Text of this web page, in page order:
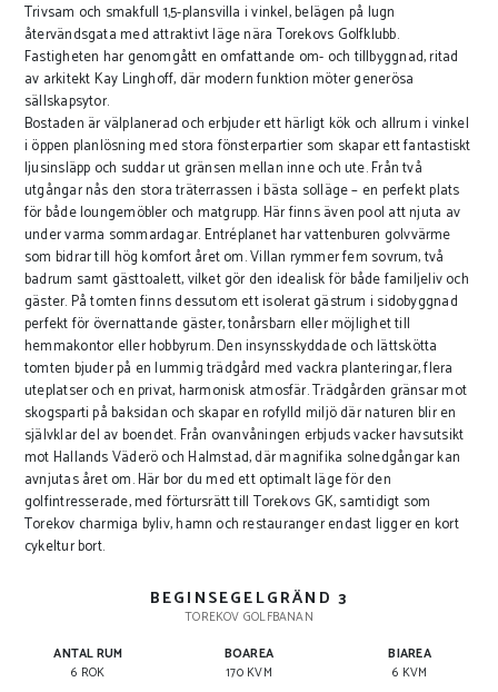
Trivsam och smakfull 1,5-plansvilla i vinkel, belägen på lugn
återvändsgata med attraktivt läge nära Torekovs Golfklubb.
Fastigheten har genomgått en omfattande om- och tillbyggnad, ritad
av arkitekt Kay Linghoff, där modern funktion möter generösa
sällskapsytor.
Bostaden är välplanerad och erbjuder ett härligt kök och allrum i vinkel
i öppen planlösning med stora fönsterpartier som skapar ett fantastiskt
ljusinsläpp och suddar ut gränsen mellan inne och ute. Från två
utgångar nås den stora träterrassen i bästa solläge – en perfekt plats
för både loungemöbler och matgrupp. Här finns även pool att njuta av
under varma sommardagar. Entréplanet har vattenburen golvvärme
som bidrar till hög komfort året om. Villan rymmer fem sovrum, två
badrum samt gästtoalett, vilket gör den idealisk för både familjeliv och
gäster. På tomten finns dessutom ett isolerat gästrum i sidobyggnad
perfekt för övernattande gäster, tonårsbarn eller möjlighet till
hemmakontor eller hobbyrum. Den insynsskyddade och lättskötta
tomten bjuder på en lummig trädgård med vackra planteringar, flera
uteplatser och en privat, harmonisk atmosfär. Trädgården gränsar mot
skogsparti på baksidan och skapar en rofylld miljö där naturen blir en
självklar del av boendet. Från ovanvåningen erbjuds vacker havsutsikt
mot Hallands Väderö och Halmstad, där magnifika solnedgångar kan
avnjutas året om. Här bor du med ett optimalt läge för den
golfintresserade, med förtursrätt till Torekovs GK, samtidigt som
Torekov charmiga byliv, hamn och restauranger endast ligger en kort
cykeltur bort.
BEGINSEGELGRÄND 3
TOREKOV GOLFBANAN
ANTAL RUM
6 ROK
BOAREA
170 KVM
BIAREA
6 KVM